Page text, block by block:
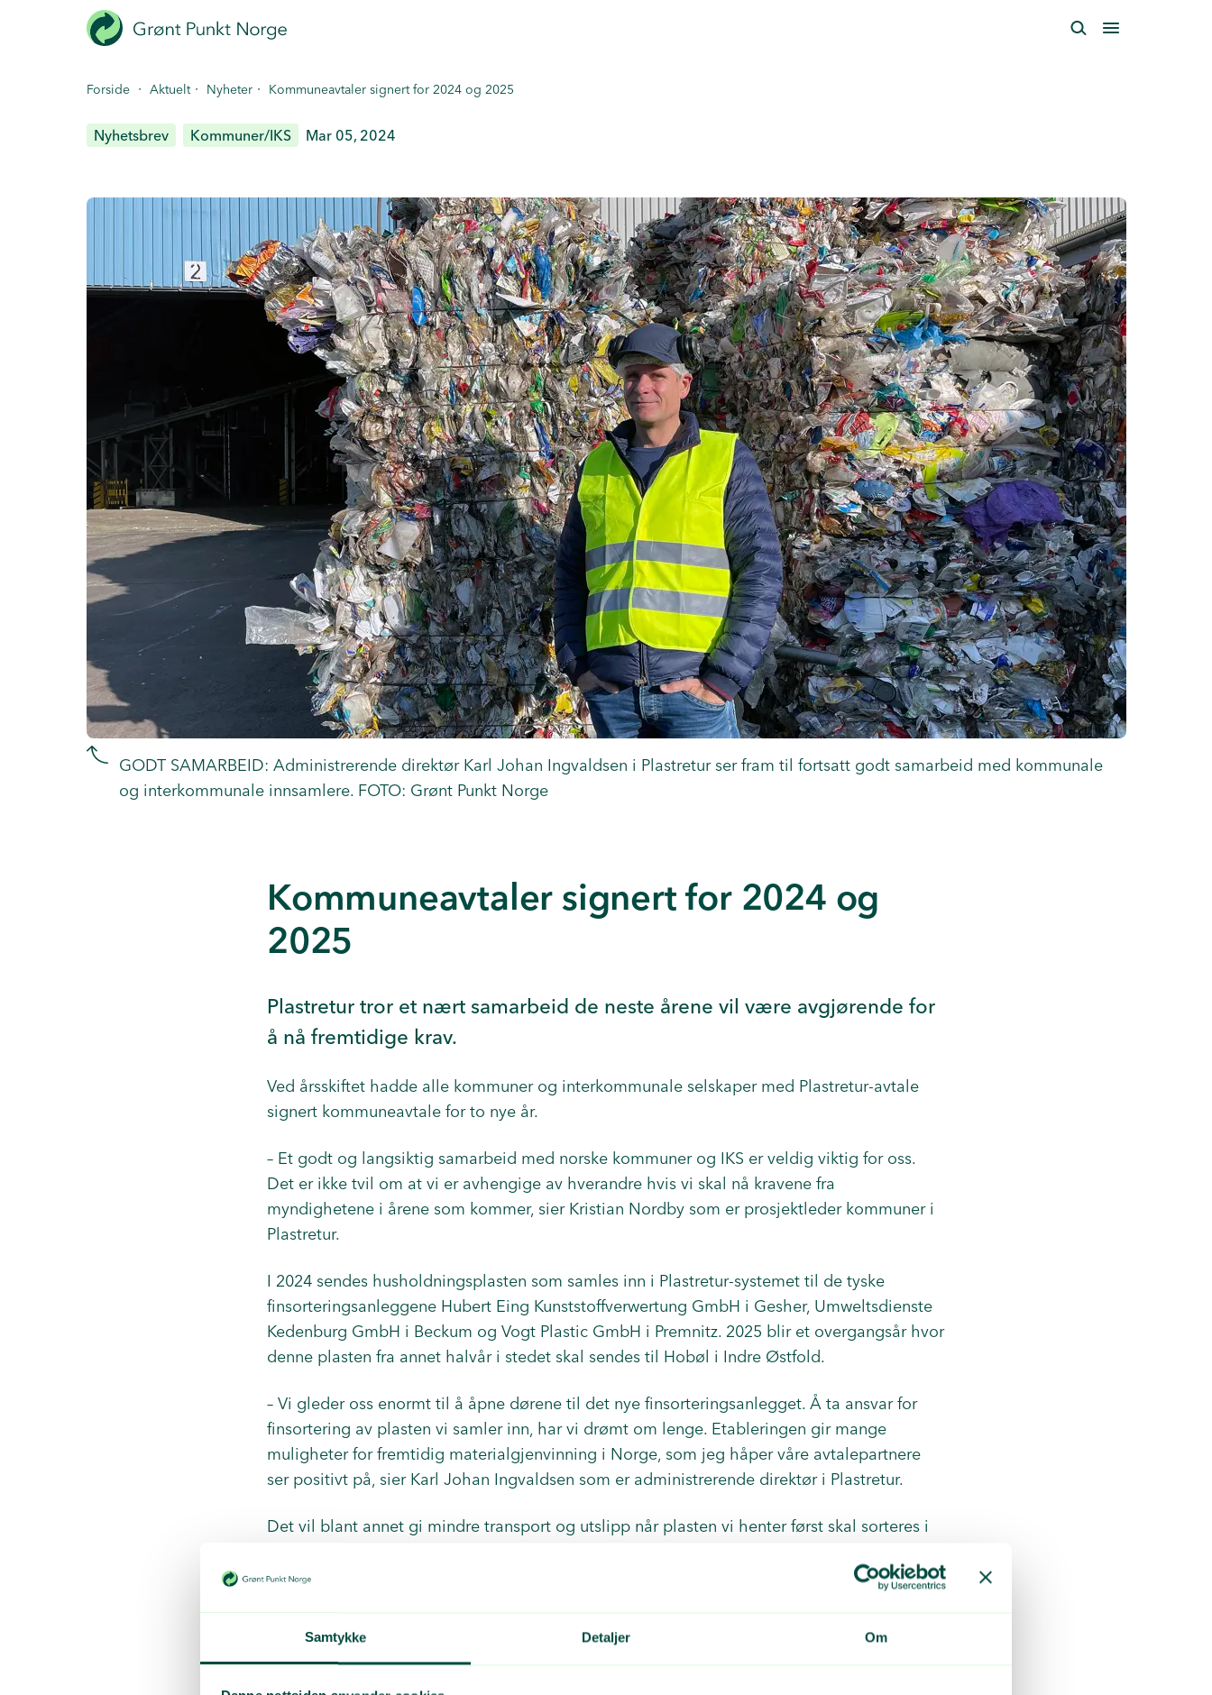
Samtykke Detaljer Om
Forside · Aktuelt · Nyheter · Kommuneavtaler signert for 2024 og 2025
Nyhetsbrev Kommuner/IKS Mar 05, 2024
GODT SAMARBEID: Administrerende direktør Karl Johan Ingvaldsen i Plastretur ser fram til fortsatt godt samarbeid med kommunale
og interkommunale innsamlere. FOTO: Grønt Punkt Norge
Kommuneavtaler signert for 2024 og
2025
Plastretur tror et nært samarbeid de neste årene vil være avgjørende for
å nå fremtidige krav.
Ved årsskiftet hadde alle kommuner og interkommunale selskaper med Plastretur-avtale
signert kommuneavtale for to nye år.
– Et godt og langsiktig samarbeid med norske kommuner og IKS er veldig viktig for oss.
Det er ikke tvil om at vi er avhengige av hverandre hvis vi skal nå kravene fra
myndighetene i årene som kommer, sier Kristian Nordby som er prosjektleder kommuner i
Plastretur.
I 2024 sendes husholdningsplasten som samles inn i Plastretur-systemet til de tyske
finsorteringsanleggene Hubert Eing Kunststoffverwertung GmbH i Gesher, Umweltsdienste
Kedenburg GmbH i Beckum og Vogt Plastic GmbH i Premnitz. 2025 blir et overgangsår hvor
denne plasten fra annet halvår i stedet skal sendes til Hobøl i Indre Østfold.
– Vi gleder oss enormt til å åpne dørene til det nye finsorteringsanlegget. Å ta ansvar for
finsortering av plasten vi samler inn, har vi drømt om lenge. Etableringen gir mange
muligheter for fremtidig materialgjenvinning i Norge, som jeg håper våre avtalepartnere
ser positivt på, sier Karl Johan Ingvaldsen som er administrerende direktør i Plastretur.
Det vil blant annet gi mindre transport og utslipp når plasten vi henter først skal sorteres i
kildesorteringen når første del av gjenvinningsprosessen skjer i Norge. På lengre sikt vil
Få siste nytt om anlegget her